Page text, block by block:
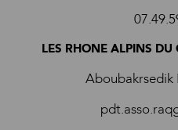
LES RHONE ALPINS DU
Aboubakrsedik